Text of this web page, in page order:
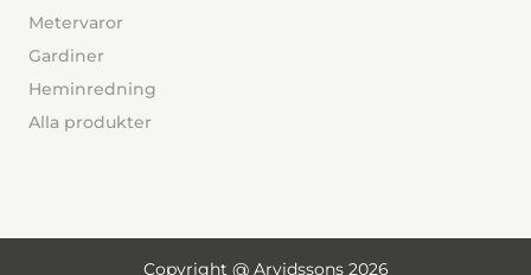
Metervaror
Gardiner
Heminredning
Alla produkter
Copyright @ Arvidssons 2026